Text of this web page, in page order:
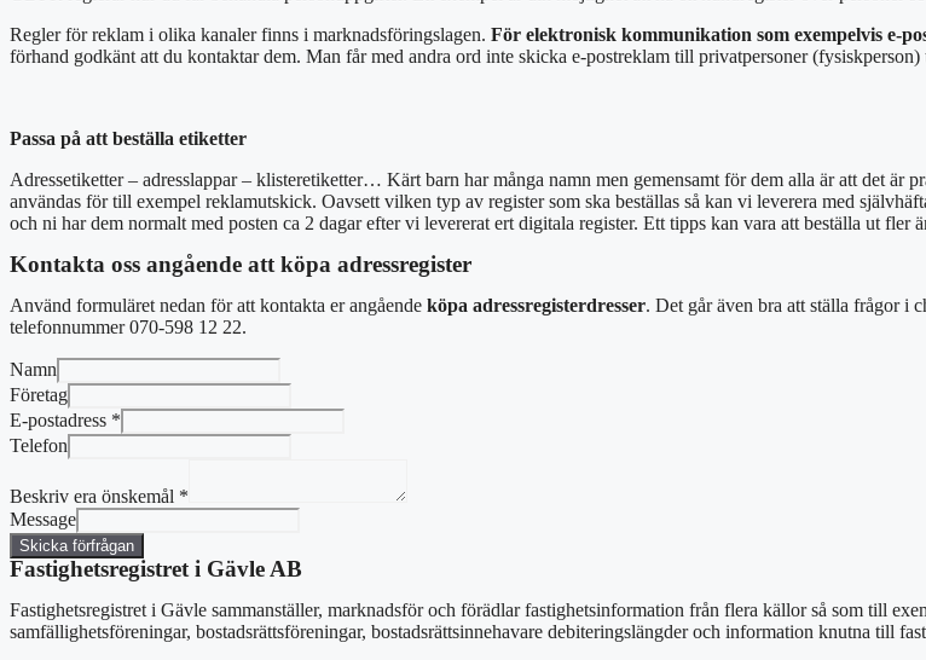
Regler för reklam i olika kanaler finns i marknadsföringslagen. För elektronisk kommunikation som exempelvis e-
förhand godkänt att du kontaktar dem. Man får med andra ord inte skicka e-postreklam till privatpersoner (fysiskperson)
Passa på att beställa etiketter
Adressetiketter – adresslappar – klisteretiketter… Kärt barn har många namn men gemensamt för dem alla är att det är
användas för till exempel reklamutskick. Oavsett vilken typ av register som ska beställas så kan vi leverera med
och ni har dem normalt med posten ca 2 dagar efter vi levererat ert digitala register. Ett tipps kan vara att beställa ut
Kontakta oss angående att köpa adressregister
Använd formuläret nedan för att kontakta er angående köpa adressregisterdresser. Det går även bra att ställa frågor i
telefonnummer 070-598 12 22.
Namn
Företag
E-postadress *
Telefon
Beskriv era önskemål *
Message
Skicka förfrågan
Fastighetsregistret i Gävle AB
Fastighetsregistret i Gävle sammanställer, marknadsför och förädlar fastighetsinformation från flera källor så som till
samfällighetsföreningar, bostadsrättsföreningar, bostadsrättsinnehavare debiteringslängder och information knutna till